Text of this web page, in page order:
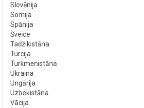
Slovēnija
Somija
Spānija
Šveice
Tadžikistāna
Turcija
Turkmenistāna
Ukraina
Ungārija
Uzbekistāna
Vācija